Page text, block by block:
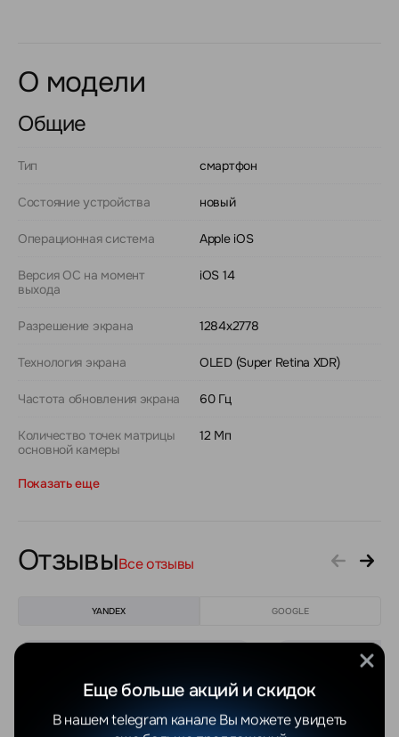
О модели
Общие
Тип смартфон
Состояние устройства новый
Операционная система Apple iOS
Версия ОС на момент
выхода
iOS 14
Разрешение экрана 1284x2778
Технология экрана OLED (Super Retina XDR)
Частота обновления экрана 60 Гц
Количество точек матрицы
основной камеры
12 Мп
Показать еще
ОтзывыВсе отзывы
YANDEX GOOGLE
06.08.2026
04.08.2026
Еще больше акций и скидок
В нашем telegram канале Вы можете увидеть